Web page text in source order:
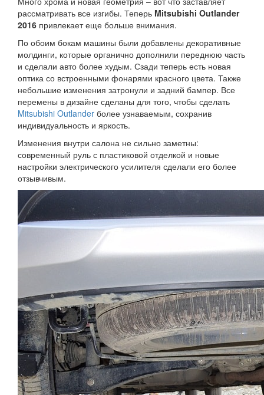
рассматривать все изгибы. Теперь Mitsubishi Outlander
2016 привлекает еще больше внимания.
По обоим бокам машины были добавлены декоративные
молдинги, которые органично дополнили переднюю часть
и сделали авто более худым. Сзади теперь есть новая
оптика со встроенными фонарями красного цвета. Также
небольшие изменения затронули и задний бампер. Все
перемены в дизайне сделаны для того, чтобы сделать
Mitsubishi Outlander более узнаваемым, сохранив
индивидуальность и яркость.
Изменения внутри салона не сильно заметны:
современный руль с пластиковой отделкой и новые
настройки электрического усилителя сделали его более
отзывчивым.